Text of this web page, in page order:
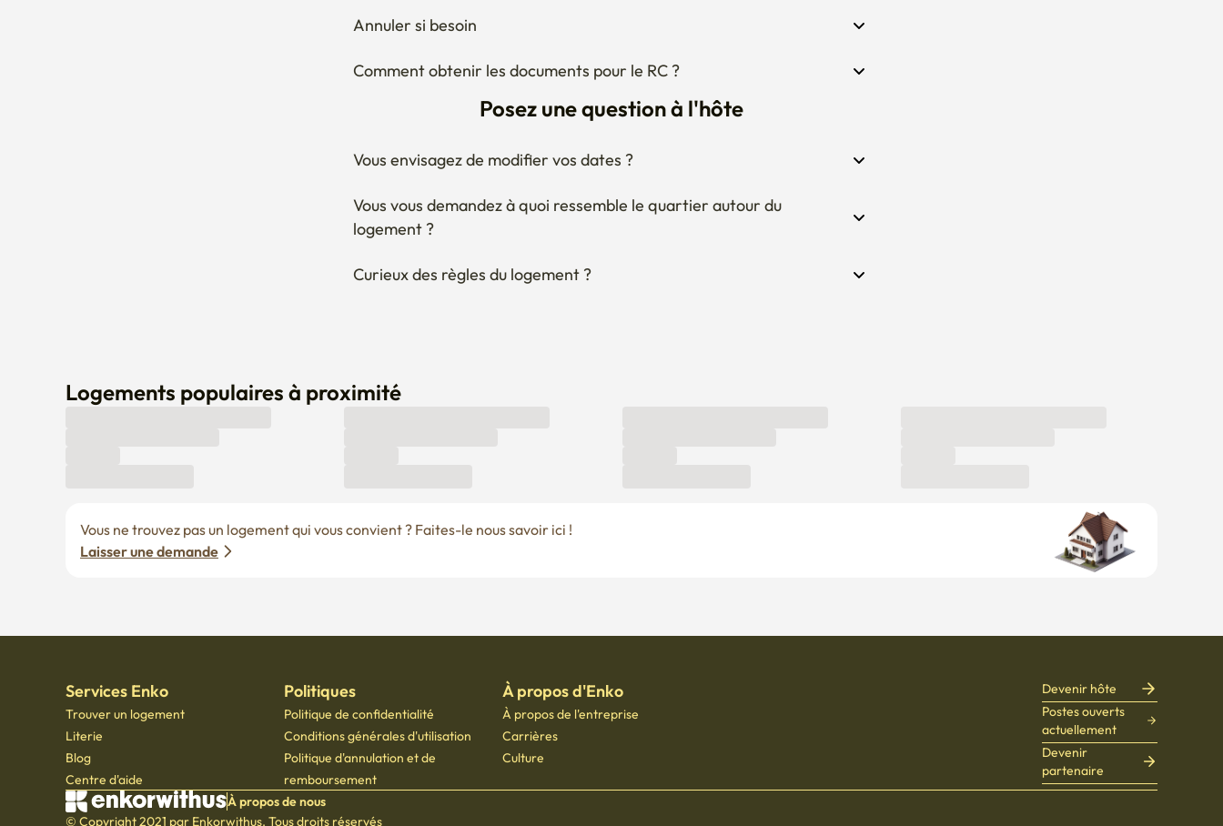
Annuler si besoin
Comment obtenir les documents pour le RC ?
Posez une question à l'hôte
Vous envisagez de modifier vos dates ?
Vous vous demandez à quoi ressemble le quartier autour du
logement ?
Curieux des règles du logement ?
Logements populaires à proximité
Vous ne trouvez pas un logement qui vous convient ? Faites-le nous savoir ici !
Laisser une demande
Services Enko
Trouver un logement
Literie
Blog
Centre d'aide
Politiques
Politique de confidentialité
Conditions générales d'utilisation
Politique d'annulation et de
remboursement
À propos d'Enko
À propos de l'entreprise
Carrières
Culture
Devenir hôte
Postes ouverts
actuellement
Devenir
partenaire
À propos de nous
© Copyright 2021 par Enkorwithus. Tous droits réservés